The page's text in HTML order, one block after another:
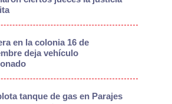
en la colonia 16 de
deja vehículo
tanque de gas en Parajes